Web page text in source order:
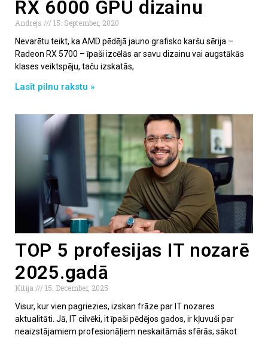
RX 6000 GPU dizainu
Andrejs
15. September, 2020
Nevarētu teikt, ka AMD pēdējā jauno grafisko karšu sērija –
Radeon RX 5700 – īpaši izcēlās ar savu dizainu vai augstākās
klases veiktspēju, taču izskatās,
Lasīt pilnu rakstu »
TOP 5 profesijas IT nozarē
2025.gadā
Kitija
15. December, 2025
Visur, kur vien pagriezies, izskan frāze par IT nozares
aktualitāti. Jā, IT cilvēki, it īpaši pēdējos gados, ir kļuvuši par
neaizstājamiem profesionāļiem neskaitāmās sfērās; sākot